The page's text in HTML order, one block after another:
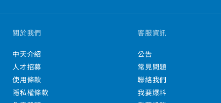
關於我們
中天介紹
人才招募
使用條款
隱私權條款
客服資訊
公告
常見問題
聯絡我們
我要爆料